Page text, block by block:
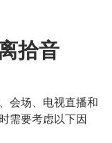
拾音
会场、电视直播和
需要考虑以下因